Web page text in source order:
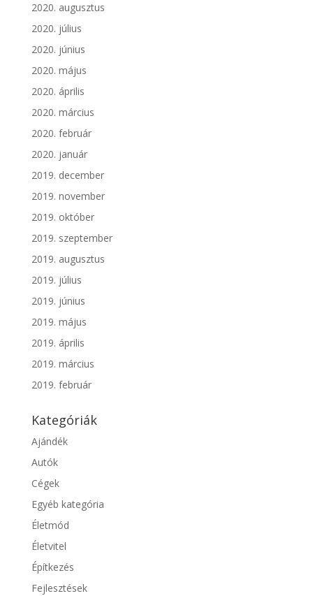
2020. augusztus
2020. július
2020. június
2020. május
2020. április
2020. március
2020. február
2020. január
2019. december
2019. november
2019. október
2019. szeptember
2019. augusztus
2019. július
2019. június
2019. május
2019. április
2019. március
2019. február
Kategóriák
Ajándék
Autók
Cégek
Egyéb kategória
Életmód
Életvitel
Építkezés
Fejlesztések